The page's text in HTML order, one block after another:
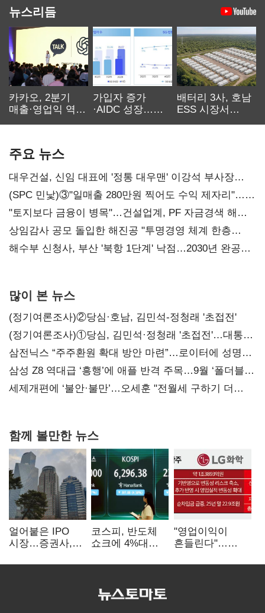
뉴스리듬
카카오, 2분기
매출·영업익 역대
가입자 증가
·AIDC 성장…
배터리 3사, 호남
ESS 시장서
주요 뉴스
대우건설, 신임 대표에 '정통 대우맨' 이강석 부사장
내정
(SPC 민낯)③"일매출 280만원 찍어도 수익 제자리"…
점주 울리는 '상시 할인'
"토지보다 금융이 병목"…건설업계, PF 자금경색 해소
목소리
상임감사 공모 돌입한 해진공 "투명경영 체계 한층
강화"
해수부 신청사, 부산 '북항 1단계' 낙점…2030년 완공
많이 본 뉴스
(정기여론조사)②당심·호남, 김민석-정청래 '초접전'
(정기여론조사)①당심, 김민석·정청래 '초접전'…대통령
지지도 '50% 아래로'(종합)
삼전닉스 “주주환원 확대 방안 마련”…로이터에 성명
보내
삼성 Z8 역대급 ‘흥행’에 애플 반격 주목…9월 ‘폴더블
대전’
세제개편에 ‘불안·불만’…오세훈 "전월세 구하기 더
함께 볼만한 뉴스
얼어붙은 IPO
시장…증권사,
전쟁' 기대
코스피, 반도체
쇼크에 4%대
5거래일째 상승
"영업이익이
흔들린다"…
18에 취약